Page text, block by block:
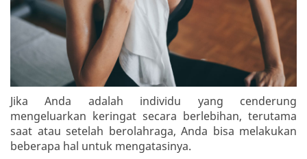
Jika Anda adalah individu yang cenderung
mengeluarkan keringat secara berlebihan, terutama
saat atau setelah berolahraga, Anda bisa melakukan
beberapa hal untuk mengatasinya.